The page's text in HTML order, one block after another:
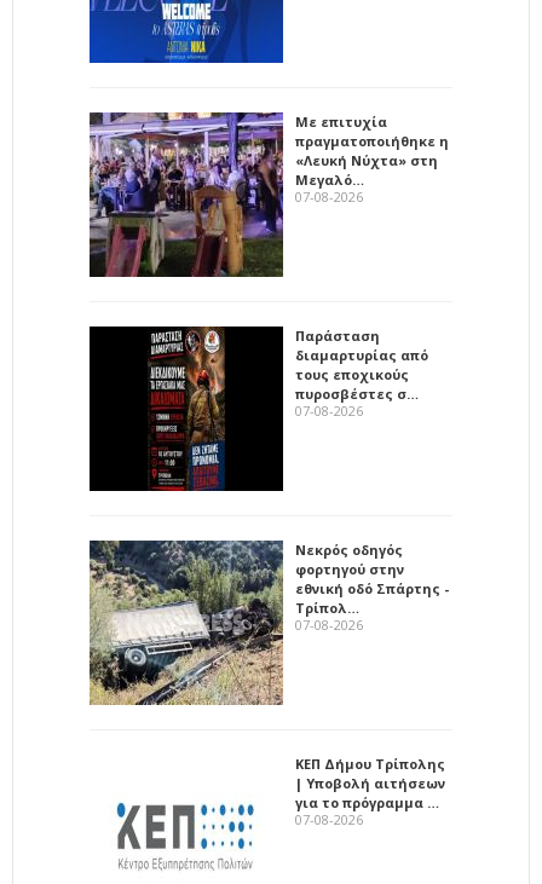
Με επιτυχία
πραγματοποιήθηκε η
«Λευκή Νύχτα» στη
Μεγαλό…
07-08-2026
Παράσταση
διαμαρτυρίας από
τους εποχικούς
πυροσβέστες σ…
07-08-2026
Νεκρός οδηγός
φορτηγού στην
εθνική οδό Σπάρτης -
Τρίπολ…
07-08-2026
ΚΕΠ Δήμου Τρίπολης
| Υποβολή αιτήσεων
για το πρόγραμμα …
07-08-2026